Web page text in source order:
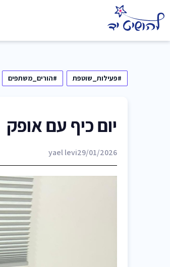
#פעילות_שוטפת #הורים_משתפים
יום כיף עם אופק
yael levi29/01/2026